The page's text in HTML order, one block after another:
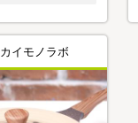
イモノラボ